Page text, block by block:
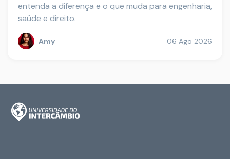
entenda a diferença e o que muda para engenharia,
saúde e direito.
Amy 06 Ago 2026